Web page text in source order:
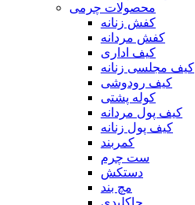
محصولات چرمی
کفش زنانه
کفش مردانه
کیف اداری
کیف مجلسی زنانه
کیف رودوشی
کوله پشتی
کیف پول مردانه
کیف پول زنانه
کمربند
ست چرم
دستکش
مچ بند
جاکلیدی